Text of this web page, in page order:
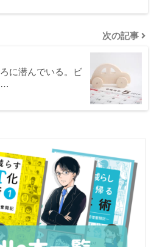
次の記事
に潜んでいる。ビ
…